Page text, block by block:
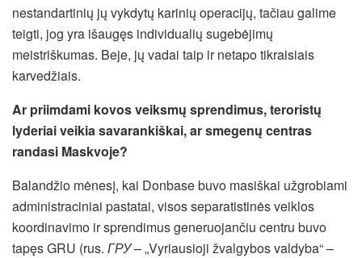
nestandartinių jų vykdytų karinių operacijų, tačiau galime
teigti, jog yra išaugęs individualių sugebėjimų
meistriškumas. Beje, jų vadai taip ir netapo tikraisiais
karvedžiais.
Ar priimdami kovos veiksmų sprendimus, teroristų
lyderiai veikia savarankiškai, ar smegenų centras
randasi Maskvoje?
Balandžio mėnesį, kai Donbase buvo masiškai užgrobiami
administraciniai pastatai, visos separatistinės veiklos
koordinavimo ir sprendimus generuojančiu centru buvo
tapęs GRU (rus. ГРУ– „Vyriausioji žvalgybos valdyba“ –